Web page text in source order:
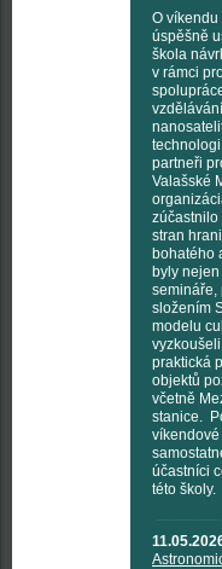
O víkendu
úspěšně
škola
v rámci
partneři
Valašské
zúčastnilo
stran
bohatého
byly
semináře,
složením
modelu
praktická
objektů
včetně
stanice.
účastníci
této školy.